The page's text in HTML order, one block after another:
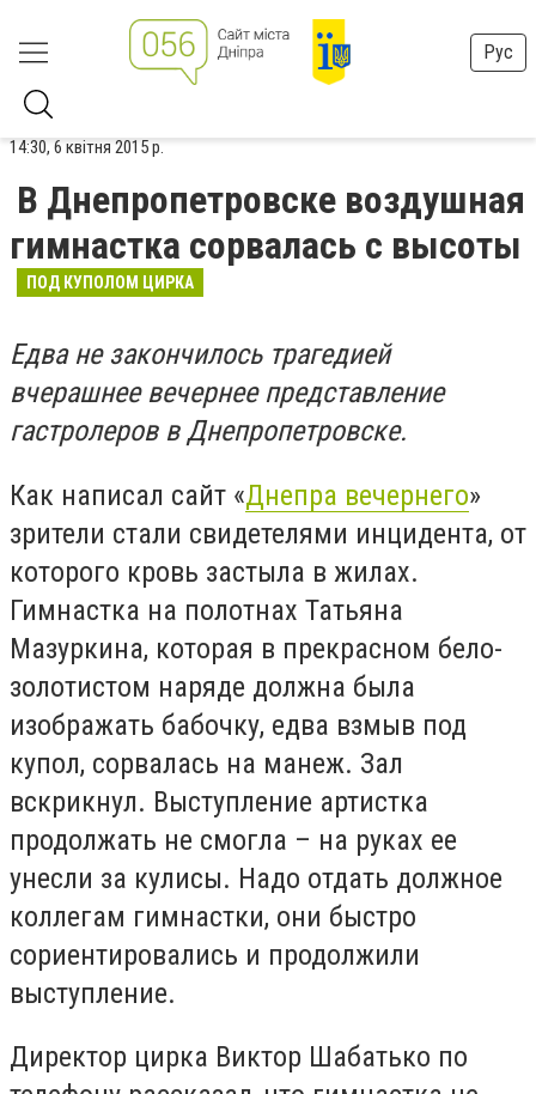
Рус
14:30, 6 квітня 2015 р.
В Днепропетровске воздушная
гимнастка сорвалась с высоты
ПОД КУПОЛОМ ЦИРКА
Едва не закончилось трагедией
вчерашнее вечернее представление
гастролеров в Днепропетровске.
Как написал сайт «Днепра вечернего»
зрители стали свидетелями инцидента, от
которого кровь застыла в жилах.
Гимнастка на полотнах Татьяна
Мазуркина, которая в прекрасном бело-
золотистом наряде должна была
изображать бабочку, едва взмыв под
купол, сорвалась на манеж. Зал
вскрикнул. Выступление артистка
продолжать не смогла – на руках ее
унесли за кулисы. Надо отдать должное
коллегам гимнастки, они быстро
сориентировались и продолжили
выступление.
Директор цирка Виктор Шабатько по